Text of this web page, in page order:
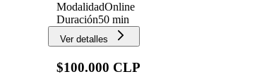
ModalidadOnline
Duración50 min
Ver detalles
$100.000 CLP